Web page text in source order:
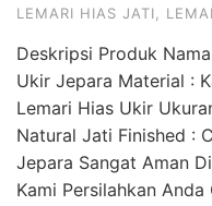
LEMARI HIAS JATI
Deskripsi Produk
Ukir Jepara Material :
Lemari Hias Ukir
Natural Jati Finished :
Jepara Sangat Aman
Kami Persilahkan